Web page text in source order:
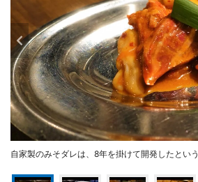
自家製のみそダレは、8年を掛けて開発したという